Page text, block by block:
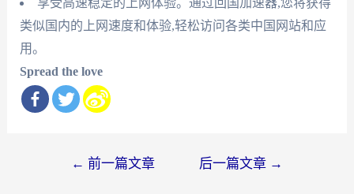
享受高速稳定的上网体验。通过回国加速器,您将获得
类似国内的上网速度和体验,轻松访问各类中国网站和应
用。
Spread the love
← 前一篇文章 后一篇文章 →